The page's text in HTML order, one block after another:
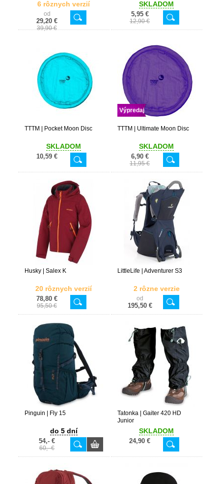
6 rôznych verzií
od
29,20 €
39,90 €
SKLADOM
5,95 €
12,90 €
TTTM | Pocket Moon Disc
SKLADOM
10,59 €
Výpredaj
TTTM | Ultimate Moon Disc
SKLADOM
6,90 €
11,95 €
Husky | Salex K
20 rôznych verzií
78,80 €
95,50 €
LittleLife | Adventurer S3
2 rôzne verzie
od
195,50 €
Pinguin | Fly 15
do 5 dní
54,- €
60,- €
Tatonka | Gaiter 420 HD
Junior
SKLADOM
24,90 €